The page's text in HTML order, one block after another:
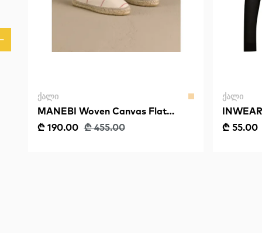
ᲥᲐᲚᲘ
MANEBI Woven Canvas Flat
Espadrilles Portofino
₾ 190.00 ₾ 455.00
ᲥᲐᲚᲘ
₾ 55.00